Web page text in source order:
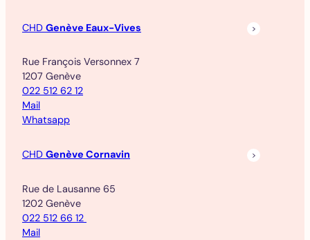
CHD Genève Eaux-Vives
Rue François Versonnex 7
1207 Genève
022 512 62 12
Mail
Whatsapp
CHD Genève Cornavin
Rue de Lausanne 65
1202 Genève
022 512 66 12
Mail